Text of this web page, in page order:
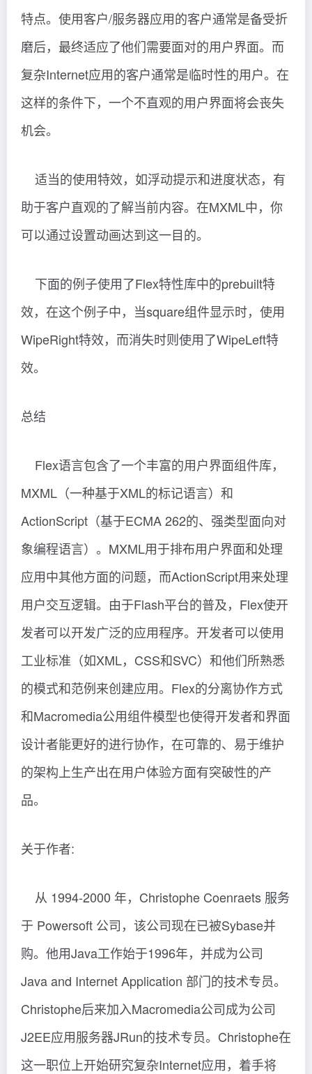
特点。使用客户/服务器应用的客户通常是备受折
磨后，最终适应了他们需要面对的用户界面。而
复杂Internet应用的客户通常是临时性的用户。在
这样的条件下，一个不直观的用户界面将会丧失
机会。
适当的使用特效，如浮动提示和进度状态，有
助于客户直观的了解当前内容。在MXML中，你
可以通过设置动画达到这一目的。
下面的例子使用了Flex特性库中的prebuilt特
效，在这个例子中，当square组件显示时，使用
WipeRight特效，而消失时则使用了WipeLeft特
效。
总结
Flex语言包含了一个丰富的用户界面组件库，
MXML（一种基于XML的标记语言）和
ActionScript（基于ECMA 262的、强类型面向对
象编程语言）。MXML用于排布用户界面和处理
应用中其他方面的问题，而ActionScript用来处理
用户交互逻辑。由于Flash平台的普及，Flex使开
发者可以开发广泛的应用程序。开发者可以使用
工业标准（如XML，CSS和SVC）和他们所熟悉
的模式和范例来创建应用。Flex的分离协作方式
和Macromedia公用组件模型也使得开发者和界面
设计者能更好的进行协作，在可靠的、易于维护
的架构上生产出在用户体验方面有突破性的产
品。
关于作者:
从 1994-2000 年，Christophe Coenraets 服务
于 Powersoft 公司，该公司现在已被Sybase并
购。他用Java工作始于1996年，并成为公司
Java and Internet Application 部门的技术专员。
Christophe后来加入Macromedia公司成为公司
J2EE应用服务器JRun的技术专员。Christophe在
这一职位上开始研究复杂Internet应用，着手将